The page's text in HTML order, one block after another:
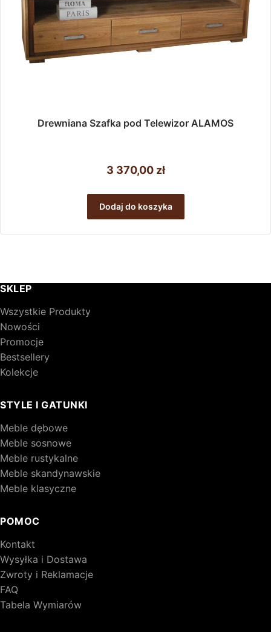
Drewniana Szafka pod Telewizor ALAMOS
3 370,00 zł
Dodaj do koszyka
SKLEP
Wszystkie Produkty
Nowości
Promocje
Bestsellery
Kolekcje
STYLE I GATUNKI
Meble dębowe
Meble sosnowe
Meble rustykalne
Meble skandynawskie
Meble klasyczne
POMOC
Kontakt
Wysyłka i Dostawa
Zwroty i Reklamacje
FAQ
Tabela Wymiarów